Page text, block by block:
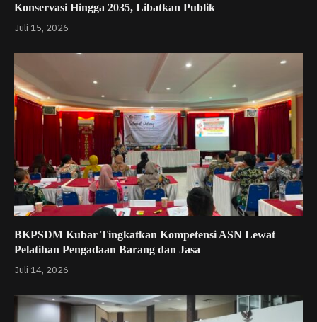
Konservasi Hingga 2035, Libatkan Publik
Juli 15, 2026
BKPSDM Kubar Tingkatkan Kompetensi ASN Lewat
Pelatihan Pengadaan Barang dan Jasa
Juli 14, 2026